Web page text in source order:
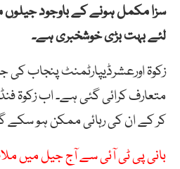
سزا مکمل ہونے کے باوجود جیلوں
لئے بہت بڑی خوشخبری ہے۔
زکوۃ اورعشرڈیپارٹمنٹ پنجاب
متعارف کرائی گئی ہے۔ اب زکوۃ
کر کے ان کی رہائی ممکن ہو سکے
بانی پی ٹی آئی سے آج جیل میں